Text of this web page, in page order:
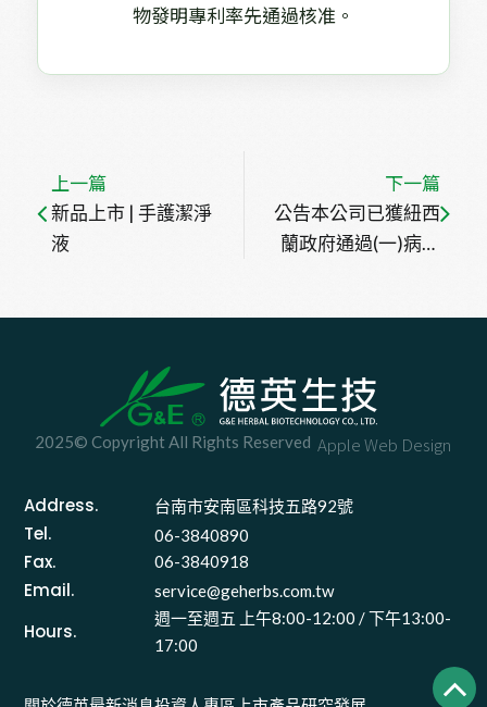
物發明專利率先通過核准。
上一篇
新品上市 | 手護潔淨
液
下一篇
公告本公司已獲紐西
蘭政府通過(一)病毒
2025© Copyright All Rights Reserved Apple Web Design
Address. 台南市安南區科技五路92號
Tel. 06-3840890
Fax. 06-3840918
Email. service@geherbs.com.tw
Hours.
週一至週五 上午8:00-12:00 / 下午13:00-
17:00